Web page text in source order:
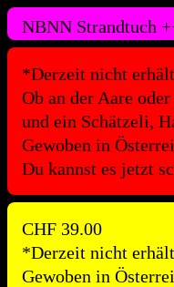
NBNN Strandtuch
*Derzeit nicht
Ob an der Aare
und ein Schätzeli,
Gewoben in
Du kannst es jetzt
CHF 39.00
*Derzeit nicht
Gewoben in